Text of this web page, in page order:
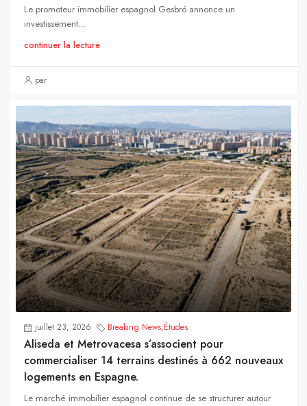
Le promoteur immobilier espagnol Gesbró annonce un
investissement...
continuer la lecture
par
juillet 23, 2026 Breaking News,Études
Aliseda et Metrovacesa s’associent pour
commercialiser 14 terrains destinés à 662 nouveaux
logements en Espagne.
Le marché immobilier espagnol continue de se structurer autour